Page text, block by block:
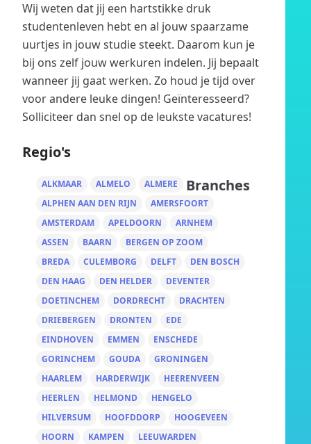
Wij weten dat jij een hartstikke druk
studentenleven hebt en al jouw spaarzame
uurtjes in jouw studie steekt. Daarom kun je
bij ons zelf jouw werkuren indelen. Jij bepaalt
wanneer jij gaat werken. Zo houd je tijd over
voor andere leuke dingen! Geïnteresseerd?
Solliciteer dan snel op de leukste vacatures!
Regio's
ALKMAAR ALMELO
ALMERE
ALPHEN AAN DEN RIJN
AMERSFOORT
AMSTERDAM
APELDOORN
ARNHEM
ASSEN
BAARN
BERGEN OP ZOOM
BREDA
CULEMBORG DELFT
DEN BOSCH
DEN HAAG
DEN HELDER
DEVENTER
DOETINCHEM
DORDRECHT
DRACHTEN
DRIEBERGEN
DRONTEN
EDE
EINDHOVEN
EMMEN
ENSCHEDE
GORINCHEM
GOUDA
GRONINGEN
HAARLEM
HARDERWIJK
HEERENVEEN
HEERLEN
HELMOND
HENGELO
HILVERSUM
HOOFDDORP
HOOGEVEEN
HOORN
KAMPEN
LEEUWARDEN
Branches